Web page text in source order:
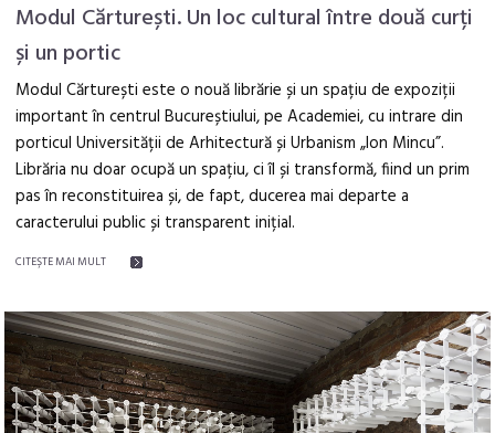
Modul Cărturești. Un loc cultural între două curți
și un portic
Modul Cărturești este o nouă librărie și un spațiu de expoziții
important în centrul Bucureștiului, pe Academiei, cu intrare din
porticul Universității de Arhitectură și Urbanism „Ion Mincu”.
Librăria nu doar ocupă un spațiu, ci îl și transformă, fiind un prim
pas în reconstituirea și, de fapt, ducerea mai departe a
caracterului public și transparent inițial.
CITEŞTE MAI MULT